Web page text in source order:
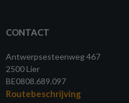
CONTACT
Antwerpsesteenweg 467
2500 Lier
BE0808.689.097
Routebeschrijving